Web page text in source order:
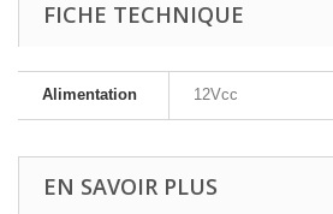
FICHE TECHNIQUE
Alimentation 12Vcc
EN SAVOIR PLUS